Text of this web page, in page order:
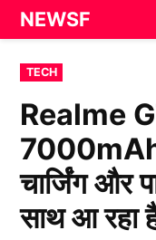
Skip
to
content
NEWSF
POSTED
IN
TECH
Realme
चार्जिंग और
साथ आ रहा